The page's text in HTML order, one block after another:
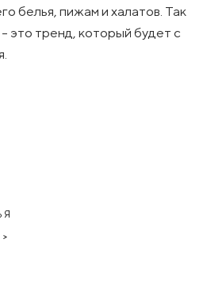
белья, пижам и халатов. Так
это тренд, который будет с